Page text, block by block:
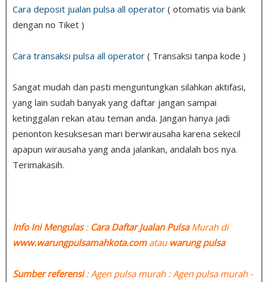
Cara deposit jualan pulsa all operator ( otomatis via bank
dengan no Tiket )
Cara transaksi pulsa all operator ( Transaksi tanpa kode )
Sangat mudah dan pasti menguntungkan silahkan aktifasi,
yang lain sudah banyak yang daftar jangan sampai
ketinggalan rekan atau teman anda. Jangan hanya jadi
penonton kesuksesan mari berwirausaha karena sekecil
apapun wirausaha yang anda jalankan, andalah bos nya.
Terimakasih.
Info Ini Mengulas: Cara Daftar Jualan PulsaMurah di
www.warungpulsamahkota.comatau warung pulsa
Sumber referensi: Agen pulsa murah : Agen pulsa murah -